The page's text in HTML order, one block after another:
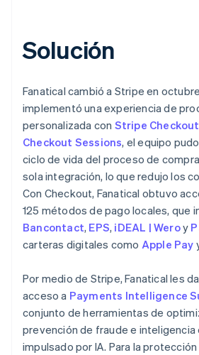
Solución
Fanatical cambió a Stripe en
implementó una experiencia de
personalizada con Stripe Checkout
Checkout Sessions, el equipo
ciclo de vida del proceso de
sola integración, lo que redujo los
Con Checkout, Fanatical obtuvo
125 métodos de pago locales, que
Bancontact, EPS, iDEAL | Weroy
carteras digitales como Apple Pay
Por medio de Stripe, Fanatical les
acceso a Payments Intelligence
conjunto de herramientas de
prevención de fraude e inteligencia
impulsado por IA. Para la